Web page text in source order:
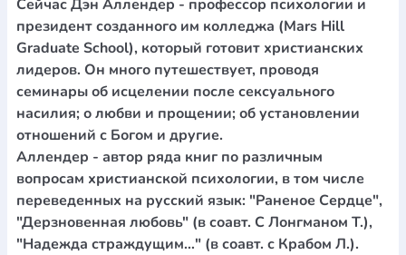
ЛистівкиСувенирна продукціяГодинники Пазли
Книга в комплекті
За додатковою інформацією дзвоніть за номером:
(097) 880-6379
Ми у Facebook
Сейчас Дэн Аллендер - профессор психологии и
президент созданного им колледжа (Mars Hill
Graduate School), который готовит христианских
лидеров. Он много путешествует, проводя
семинары об исцелении после сексуального
насилия; о любви и прощении; об установлении
отношений с Богом и другие.
Аллендер - автор ряда книг по различным
вопросам христианской психологии, в том числе
переведенных на русский язык: "Раненое Сердце",
"Дерзновенная любовь" (в соавт. С Лонгманом Т.),
"Надежда страждущим…" (в соавт. с Крабом Л.).